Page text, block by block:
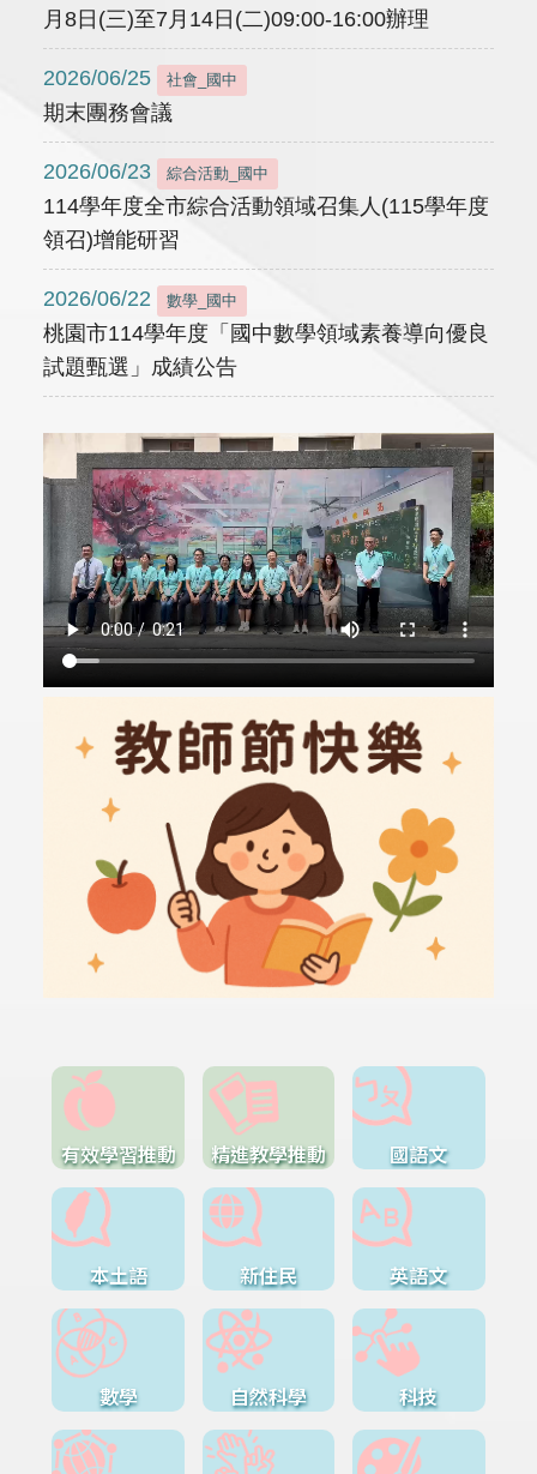
月8日(三)至7月14日(二)09:00-16:00辦理
2026/06/25 社會_國中
期末團務會議
2026/06/23 綜合活動_國中
114學年度全市綜合活動領域召集人(115學年度
領召)增能研習
2026/06/22 數學_國中
桃園市114學年度「國中數學領域素養導向優良
試題甄選」成績公告
有效學習推動 精進教學推動 國語文
本土語 新住民 英語文
數學 自然科學 科技